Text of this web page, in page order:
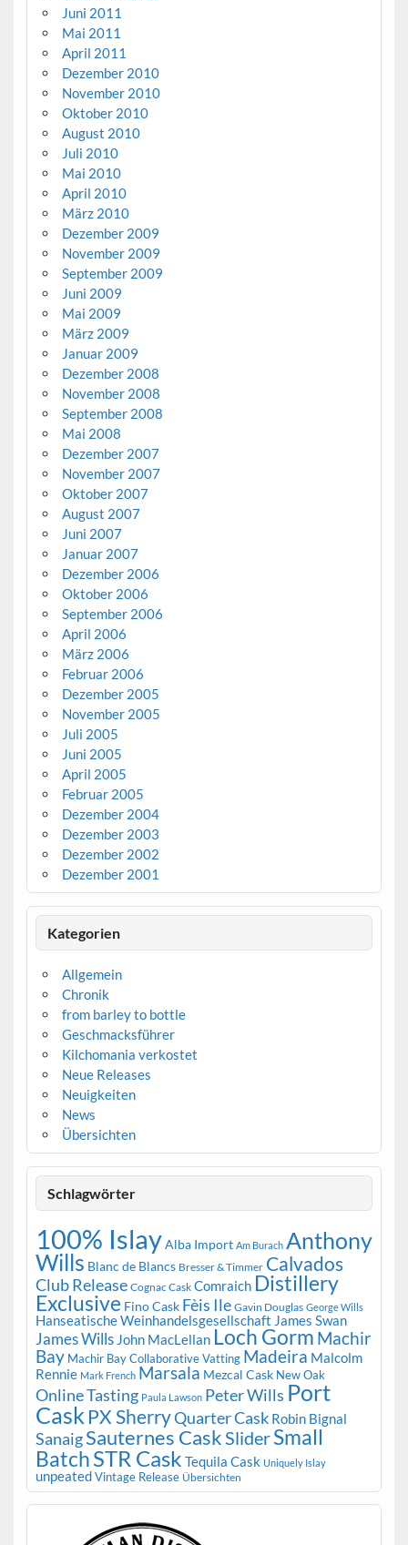
Juni 2011
Mai 2011
April 2011
Dezember 2010
November 2010
Oktober 2010
August 2010
Juli 2010
Mai 2010
April 2010
März 2010
Dezember 2009
November 2009
September 2009
Juni 2009
Mai 2009
März 2009
Januar 2009
Dezember 2008
November 2008
September 2008
Mai 2008
Dezember 2007
November 2007
Oktober 2007
August 2007
Juni 2007
Januar 2007
Dezember 2006
Oktober 2006
September 2006
April 2006
März 2006
Februar 2006
Dezember 2005
November 2005
Juli 2005
Juni 2005
April 2005
Februar 2005
Dezember 2004
Dezember 2003
Dezember 2002
Dezember 2001
Kategorien
Allgemein
Chronik
from barley to bottle
Geschmacksführer
Kilchomania verkostet
Neue Releases
Neuigkeiten
News
Übersichten
Schlagwörter
100% IslayAlba Import Am Burach Anthony
Wills Blanc de Blancs Bresser & Timmer Calvados
Club Release Cognac Cask Comraich Distillery
Exclusive Fino Cask Fèis Ile Gavin Douglas George Wills
Hanseatische Weinhandelsgesellschaft James Swan
James Wills John MacLellan Loch Gorm Machir
Bay Machir Bay Collaborative Vatting Madeira Malcolm
Rennie Mark French Marsala Mezcal Cask New Oak
Online Tasting Paula Lawson Peter Wills Port
Cask PX SherryQuarter Cask Robin Bignal
SanaigSauternes Cask SliderSmall
BatchSTR Cask Tequila Cask Uniquely Islay
unpeatedVintage Release Übersichten